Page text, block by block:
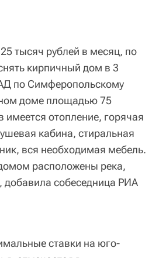
тысяч рублей в месяц, по
кирпичный дом в 3
по Симферопольскому
доме площадью 75
имеется отопление, горячая
кабина, стиральная
вся необходимая мебель.
расположены река,
добавила собеседница РИА
ставки на юго-